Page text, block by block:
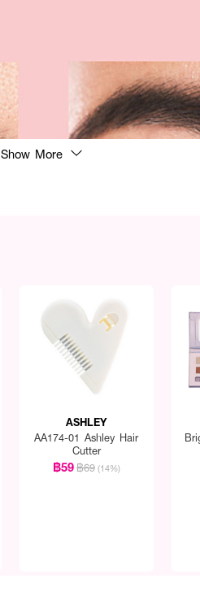
Show More
ASHLEY
AA174-01 Ashley Hair
Cutter
฿59฿69 (14%)